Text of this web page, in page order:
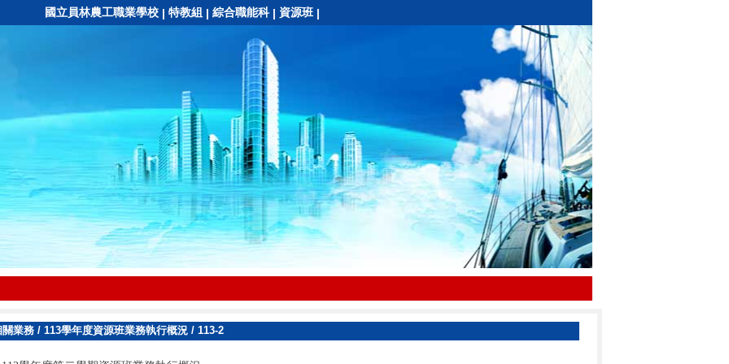
國立員林農工職業學校 | 特教組 | 綜合職能科 | 資源班 |
關業務/ 113學年度資源班業務執行概況/ 113-2